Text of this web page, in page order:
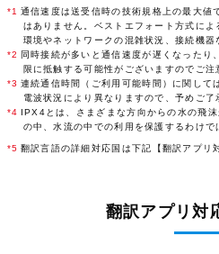
*1 通信速度は送受信時の技術規格上の最大値
はありません。ベストエフォート方式に
環境やネットワークの混雑状況、接続機器
*2
同時接続が多いと通信速度が遅くなったり
限に抵触する可能性がございますのでご注
*3 連続通信時間（ご利用可能時間）に関して
電波状況により異なりますので、予めご了
*4 IPX4とは、さまざまな方向からの水の飛
の中、水流の中での利用を保護するわけで
*5 翻訳言語の詳細対応国は下記【翻訳アプリ
翻訳アプリ対